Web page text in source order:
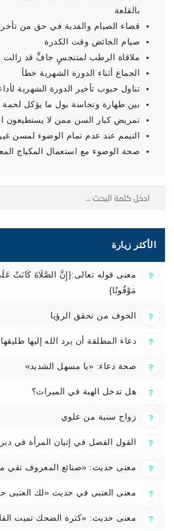
بالقلعة
قضاء الصيام والفدية في حق من
صيام الحائض وقت الكدرة
ملاقاة الرطب لمتنجسٍ جافٍّ قد زالت
الجماع أثناء الدورة الشهرية خطأ
تناول حبوب تأخير الدورة الشهرية
بين طهارة ونجاسة بول ما يؤكل لحمة
تمريض كبار السن ممن لا يستطيعون
التيمم عند عدم تمام الوضوء لمسن
صحة الوضوء مع استعمال المكياج
الأكثر زيارة
معنى قوله تعالى:{إِنَّ الصَّلَاةَ كَانَتْ
مَوْقُوتًا}
الخوف من تحقق الرؤيا
دعاء المطلقة أن يرد الله إليها طليقها
صحة دعاء: «يا مسهل الشديد»
هل تدخل الهبة في الميراث؟
زواج سنية من علوي
القول الفصل في إتيان المرأة في
معنى حديث: «صنائع المعروف تقي
معنى العتبى في حديث «لك العتبى
معنى حديث: «كثرة الضحك تميت